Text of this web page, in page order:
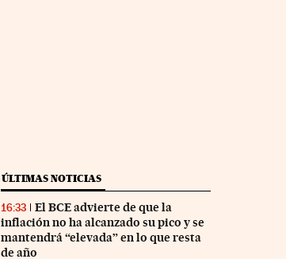
ÚLTIMAS NOTICIAS
16:33
El BCE advierte de que la
inflación no ha alcanzado su pico y se
mantendrá “elevada” en lo que resta
de año